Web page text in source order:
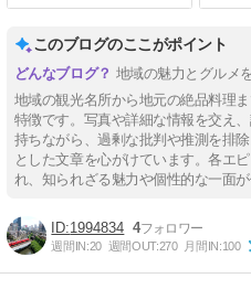
このブログのここがポイント
地域の魅力とグルメ
地域の観光名所から地元の絶品料理
特徴です。写真や詳細な情報を交え
持ちながら、過剰な批判や推測を排
とした文章を心がけています。各エ
れ、知られざる魅力や個性的な一面
1994834 4
週間IN:20 週間OUT:270 月間IN:100